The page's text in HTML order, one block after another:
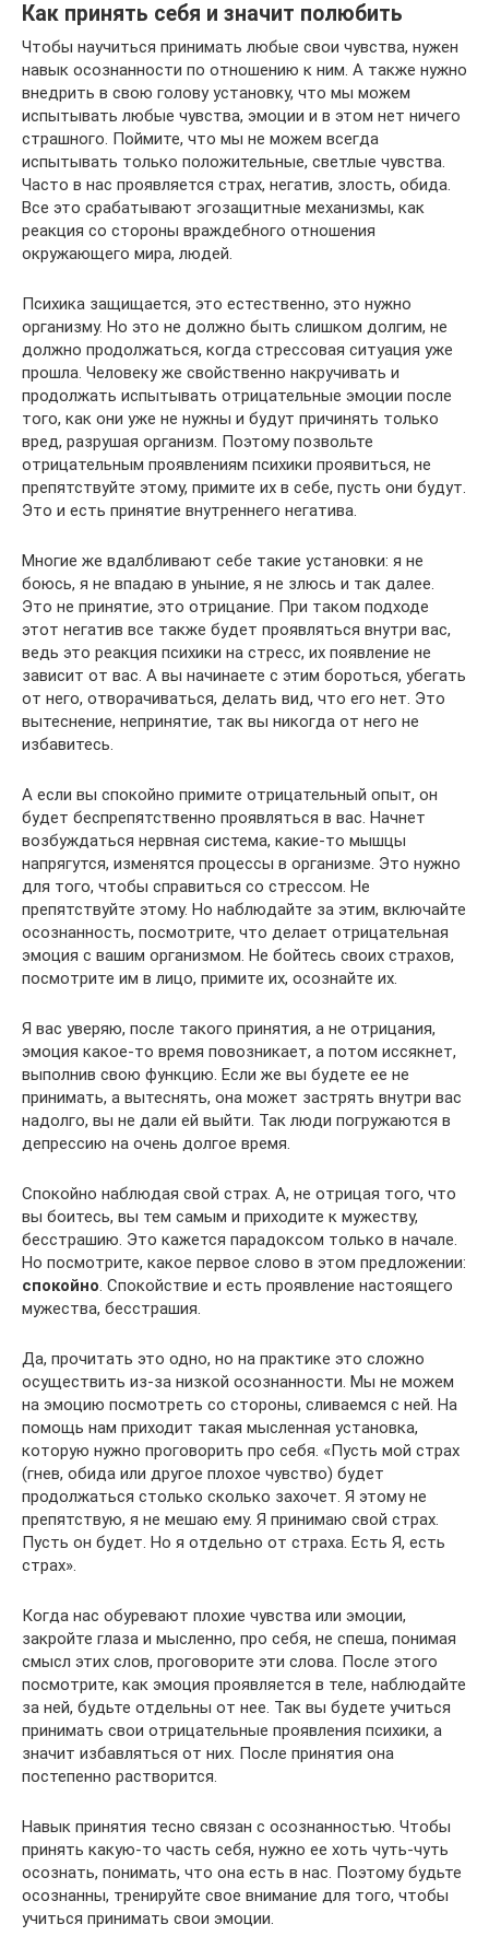
Как принять себя и значит полюбить
Чтобы научиться принимать любые свои чувства, нужен
навык осознанности по отношению к ним. А также нужно
внедрить в свою голову установку, что мы можем
испытывать любые чувства, эмоции и в этом нет ничего
страшного. Поймите, что мы не можем всегда
испытывать только положительные, светлые чувства.
Часто в нас проявляется страх, негатив, злость, обида.
Все это срабатывают эгозащитные механизмы, как
реакция со стороны враждебного отношения
окружающего мира, людей.
Психика защищается, это естественно, это нужно
организму. Но это не должно быть слишком долгим, не
должно продолжаться, когда стрессовая ситуация уже
прошла. Человеку же свойственно накручивать и
продолжать испытывать отрицательные эмоции после
того, как они уже не нужны и будут причинять только
вред, разрушая организм. Поэтому позвольте
отрицательным проявлениям психики проявиться, не
препятствуйте этому, примите их в себе, пусть они будут.
Это и есть принятие внутреннего негатива.
Многие же вдалбливают себе такие установки: я не
боюсь, я не впадаю в уныние, я не злюсь и так далее.
Это не принятие, это отрицание. При таком подходе
этот негатив все также будет проявляться внутри вас,
ведь это реакция психики на стресс, их появление не
зависит от вас. А вы начинаете с этим бороться, убегать
от него, отворачиваться, делать вид, что его нет. Это
вытеснение, непринятие, так вы никогда от него не
избавитесь.
А если вы спокойно примите отрицательный опыт, он
будет беспрепятственно проявляться в вас. Начнет
возбуждаться нервная система, какие-то мышцы
напрягутся, изменятся процессы в организме. Это нужно
для того, чтобы справиться со стрессом. Не
препятствуйте этому. Но наблюдайте за этим, включайте
осознанность, посмотрите, что делает отрицательная
эмоция с вашим организмом. Не бойтесь своих страхов,
посмотрите им в лицо, примите их, осознайте их.
Я вас уверяю, после такого принятия, а не отрицания,
эмоция какое-то время повозникает, а потом иссякнет,
выполнив свою функцию. Если же вы будете ее не
принимать, а вытеснять, она может застрять внутри вас
надолго, вы не дали ей выйти. Так люди погружаются в
депрессию на очень долгое время.
Спокойно наблюдая свой страх. А, не отрицая того, что
вы боитесь, вы тем самым и приходите к мужеству,
бесстрашию. Это кажется парадоксом только в начале.
Но посмотрите, какое первое слово в этом предложении:
спокойно. Спокойствие и есть проявление настоящего
мужества, бесстрашия.
Да, прочитать это одно, но на практике это сложно
осуществить из-за низкой осознанности. Мы не можем
на эмоцию посмотреть со стороны, сливаемся с ней. На
помощь нам приходит такая мысленная установка,
которую нужно проговорить про себя. «Пусть мой страх
(гнев, обида или другое плохое чувство) будет
продолжаться столько сколько захочет. Я этому не
препятствую, я не мешаю ему. Я принимаю свой страх.
Пусть он будет. Но я отдельно от страха. Есть Я, есть
страх».
Когда нас обуревают плохие чувства или эмоции,
закройте глаза и мысленно, про себя, не спеша, понимая
смысл этих слов, проговорите эти слова. После этого
посмотрите, как эмоция проявляется в теле, наблюдайте
за ней, будьте отдельны от нее. Так вы будете учиться
принимать свои отрицательные проявления психики, а
значит избавляться от них. После принятия она
постепенно растворится.
Навык принятия тесно связан с осознанностью. Чтобы
принять какую-то часть себя, нужно ее хоть чуть-чуть
осознать, понимать, что она есть в нас. Поэтому будьте
осознанны, тренируйте свое внимание для того, чтобы
учиться принимать свои эмоции.